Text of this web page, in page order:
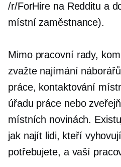
/r/ForHire na Redditu a
místní zaměstnance).
Mimo pracovní rady,
zvažte najímání
práce, kontaktování
úřadu práce nebo
místních novinách.
jak najít lidi, kteří
potřebujete, a vaší